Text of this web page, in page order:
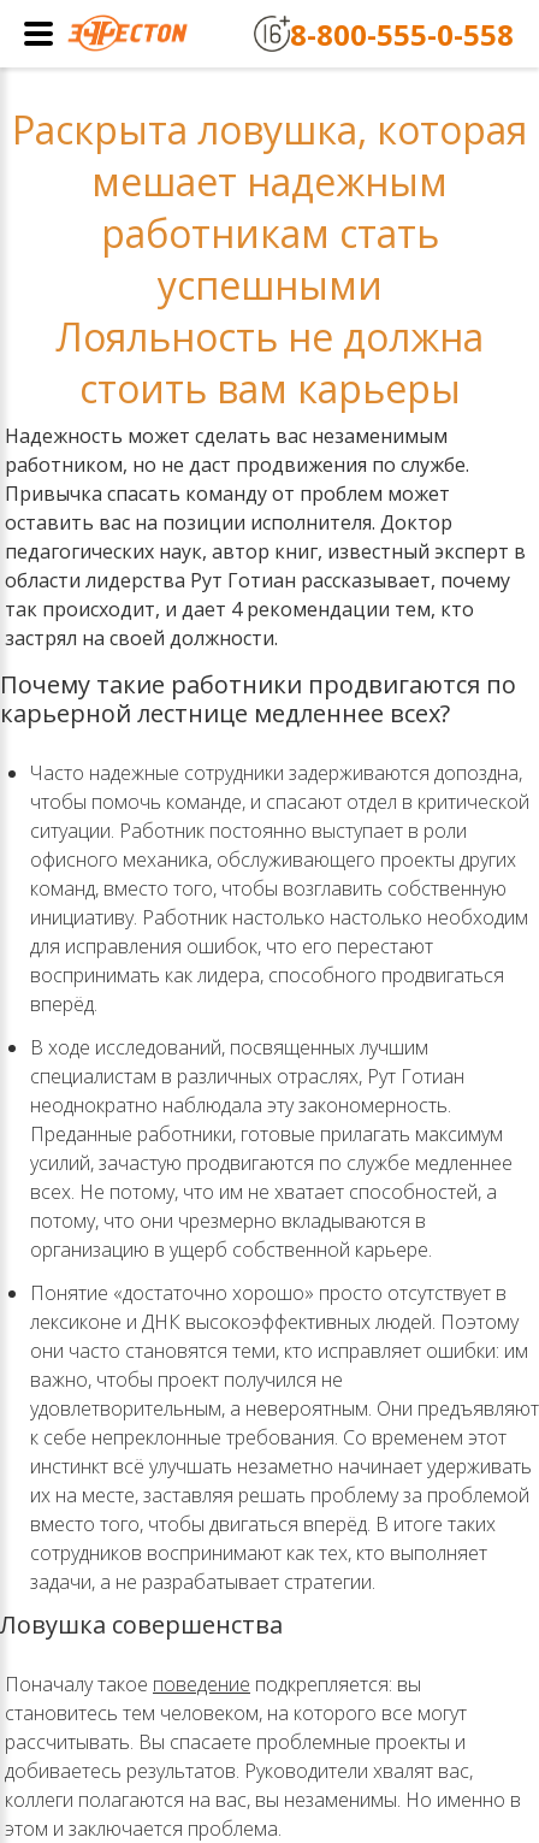
Раскрыта ловушка, которая
мешает надежным
работникам стать
успешными
Лояльность не должна
стоить вам карьеры
Надежность может сделать вас незаменимым
работником, но не даст продвижения по службе.
Привычка спасать команду от проблем может
оставить вас на позиции исполнителя. Доктор
педагогических наук, автор книг, известный эксперт в
области лидерства Рут Готиан рассказывает, почему
так происходит, и дает 4 рекомендации тем, кто
застрял на своей должности.
Почему такие работники продвигаются по
карьерной лестнице медленнее всех?
Часто надежные сотрудники задерживаются допоздна,
чтобы помочь команде, и спасают отдел в критической
ситуации. Работник постоянно выступает в роли
офисного механика, обслуживающего проекты других
команд, вместо того, чтобы возглавить собственную
инициативу. Работник настолько настолько необходим
для исправления ошибок, что его перестают
воспринимать как лидера, способного продвигаться
вперёд.
В ходе исследований, посвященных лучшим
специалистам в различных отраслях, Рут Готиан
неоднократно наблюдала эту закономерность.
Преданные работники, готовые прилагать максимум
усилий, зачастую продвигаются по службе медленнее
всех. Не потому, что им не хватает способностей, а
потому, что они чрезмерно вкладываются в
организацию в ущерб собственной карьере.
Понятие «достаточно хорошо» просто отсутствует в
лексиконе и ДНК высокоэффективных людей. Поэтому
они часто становятся теми, кто исправляет ошибки: им
важно, чтобы проект получился не
удовлетворительным, а невероятным. Они предъявляют
к себе непреклонные требования. Со временем этот
инстинкт всё улучшать незаметно начинает удерживать
их на месте, заставляя решать проблему за проблемой
вместо того, чтобы двигаться вперёд. В итоге таких
сотрудников воспринимают как тех, кто выполняет
задачи, а не разрабатывает стратегии.
Ловушка совершенства
Поначалу такое поведение подкрепляется: вы
становитесь тем человеком, на которого все могут
рассчитывать. Вы спасаете проблемные проекты и
добиваетесь результатов. Руководители хвалят вас,
коллеги полагаются на вас, вы незаменимы. Но именно в
этом и заключается проблема.
8-800-555-0-558